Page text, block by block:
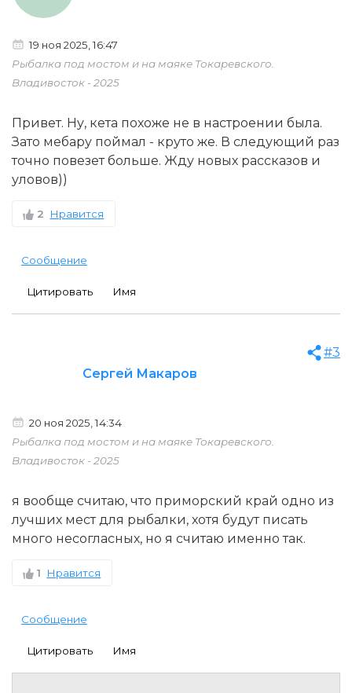
19 ноя 2025, 16:47
Рыбалка под мостом и на маяке Токаревского.
Владивосток - 2025
Привет. Ну, кета похоже не в настроении была.
Зато мебару поймал - круто же. В следующий раз
точно повезет больше. Жду новых рассказов и
уловов))
2 Нравится
Сообщение
Цитировать Имя
Сергей Макаров
#3
20 ноя 2025, 14:34
Рыбалка под мостом и на маяке Токаревского.
Владивосток - 2025
я вообще считаю, что приморский край одно из
лучших мест для рыбалки, хотя будут писать
много несогласных, но я считаю именно так.
1 Нравится
Сообщение
Цитировать Имя